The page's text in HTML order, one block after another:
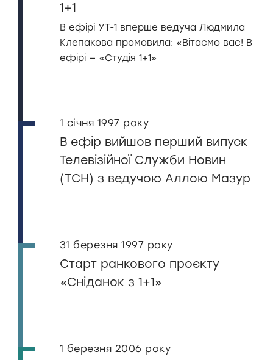
1+1
В ефірі УТ-1 вперше ведуча Людмила
Клепакова промовила: «Вітаємо вас! В
ефірі — «Студія 1+1»
1 січня 1997 року
В ефір вийшов перший випуск
Телевізійної Служби Новин
(ТСН) з ведучою Аллою Мазур
31 березня 1997 року
Старт ранкового проєкту
«Сніданок з 1+1»
1 березня 2006 року